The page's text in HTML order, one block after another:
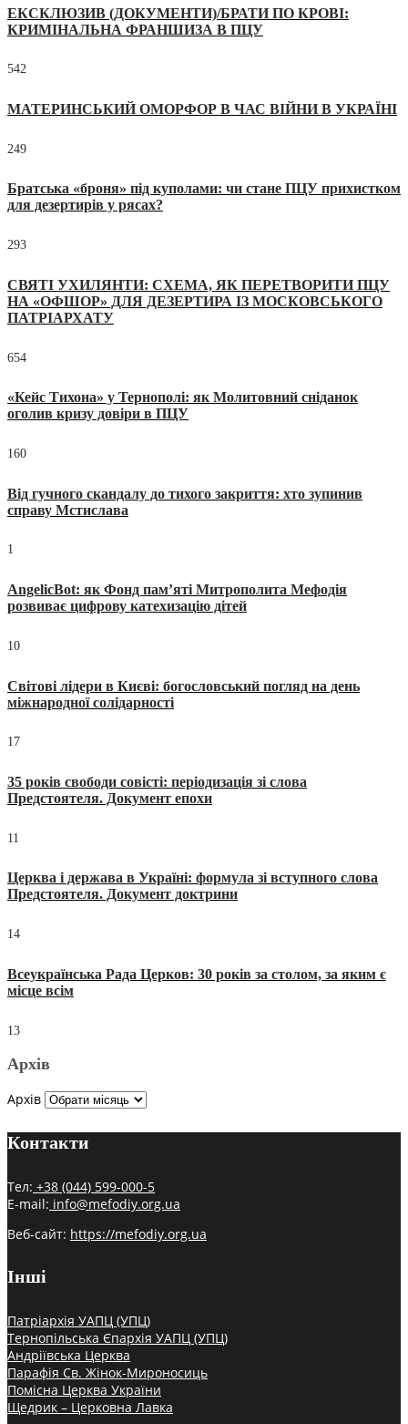
ЕКСКЛЮЗИВ (ДОКУМЕНТИ)/БРАТИ ПО КРОВІ:
КРИМІНАЛЬНА ФРАНШИЗА В ПЦУ
542
МАТЕРИНСЬКИЙ ОМОРФОР В ЧАС ВІЙНИ В УКРАЇНІ
249
Братська «броня» під куполами: чи стане ПЦУ прихистком
для дезертирів у рясах?
293
СВЯТІ УХИЛЯНТИ: СХЕМА, ЯК ПЕРЕТВОРИТИ ПЦУ
НА «ОФШОР» ДЛЯ ДЕЗЕРТИРА ІЗ МОСКОВСЬКОГО
ПАТРІАРХАТУ
654
«Кейс Тихона» у Тернополі: як Молитовний сніданок
оголив кризу довіри в ПЦУ
160
Від гучного скандалу до тихого закриття: хто зупинив
справу Мстислава
1
AngelicBot: як Фонд пам’яті Митрополита Мефодія
розвиває цифрову катехизацію дітей
10
Світові лідери в Києві: богословський погляд на день
міжнародної солідарності
17
35 років свободи совісті: періодизація зі слова
Предстоятеля. Документ епохи
11
Церква і держава в Україні: формула зі вступного слова
Предстоятеля. Документ доктрини
14
Всеукраїнська Рада Церков: 30 років за столом, за яким є
місце всім
13
Архів
Архів
Контакти
Тел: +38 (044) 599-000-5
E-mail: info@mefodiy.org.ua
Веб-сайт: https://mefodiy.org.ua
Інші
Патріархія УАПЦ (УПЦ)
Тернопільська Єпархія УАПЦ (УПЦ)
Андріївська Церква
Парафія Св. Жінок-Мироносиць
Помісна Церква України
Щедрик – Церковна Лавка